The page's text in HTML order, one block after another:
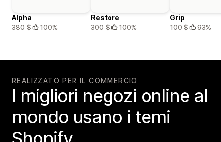
Alpha
380 $
100%
Restore
300 $
100%
Grip
100 $
93%
REALIZZATO PER IL COMMERCIO
I migliori negozi online al
mondo usano i temi